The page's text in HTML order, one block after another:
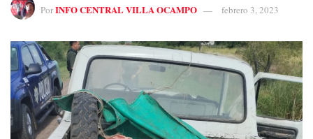
PorINFO CENTRAL VILLA OCAMPO febrero 3, 2023